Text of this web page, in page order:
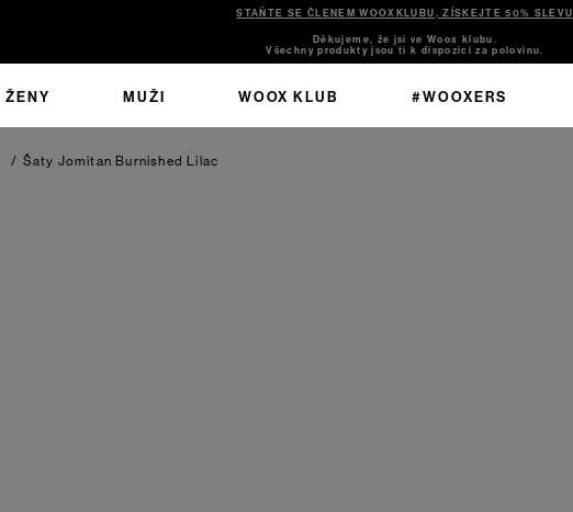
STAŇTE SE ČLENEM WOOXKLUBU, ZÍSKEJTE 50% SLEVU
Děkujeme, že jsi ve Woox klubu.
Všechny produkty jsou ti k dispozici za polovinu.
ŽENY MUŽI WOOX KLUB #WOOXERS
/ Šaty Jomitan Burnished Lilac